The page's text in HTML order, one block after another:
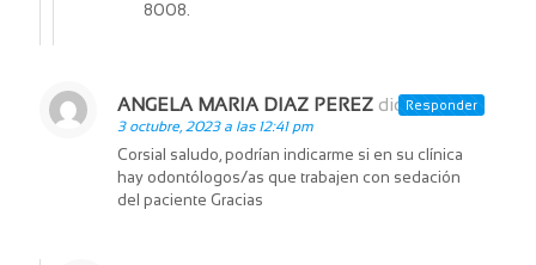
8008.
ANGELA MARIA DIAZ PEREZ dice:
3 octubre, 2023 a las 12:41 pm
Corsial saludo, podrían indicarme si en su clínica
hay odontólogos/as que trabajen con sedación
del paciente Gracias
Responder